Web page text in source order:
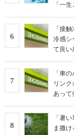
「一
6
「接
冷感シ
て良い
7
「車
リン
あって
8
「暑
ま撒